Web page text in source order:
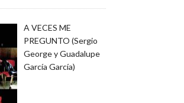
A VECES ME
PREGUNTO (Sergio
George y Guadalupe
García García)